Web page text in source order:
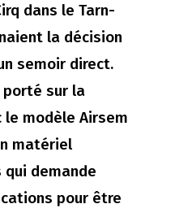
dans le Tarn-
la décision
semoir direct.
porté sur la
le modèle Airsem
matériel
demande
pour être